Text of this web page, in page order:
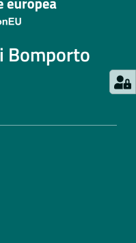
Bomporto